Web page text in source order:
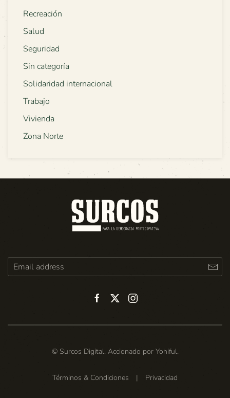
Recreación
Salud
Seguridad
Sin categoría
Solidaridad internacional
Trabajo
Vivienda
Zona Norte
© Surcos Digital. Accionado por Yohiful.
Términos & Condiciones | Privacidad